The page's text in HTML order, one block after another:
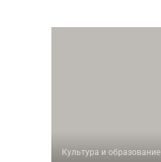
Культура и образование